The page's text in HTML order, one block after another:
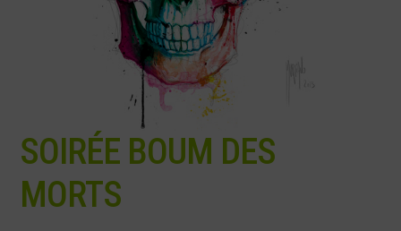
SOIRÉE BOUM DES
MORTS